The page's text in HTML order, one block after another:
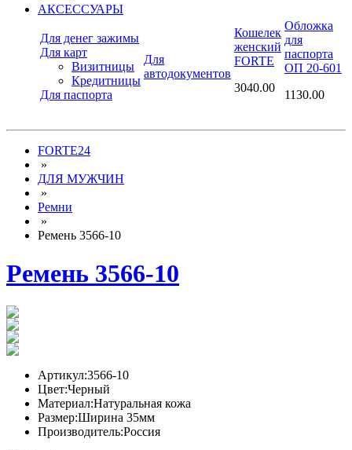
АКСЕССУАРЫ
Для денег зажимы
Для карт
Визитницы
Кредитницы
Для паспорта
Для
автодокументов
Кошелек
женский
FORTE
3040.00
Обложка
для
паспорта
ОП 20-601
1130.00
FORTE24
»
ДЛЯ МУЖЧИН
»
Ремни
»
Ремень 3566-10
Ремень 3566-10
Артикул:3566-10
Цвет:Черный
Материал:Натуральная кожа
Размер:Ширина 35мм
Производитель:Россия